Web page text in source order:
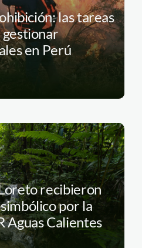
las tareas
en Perú
recibieron
por la
Aguas Calientes